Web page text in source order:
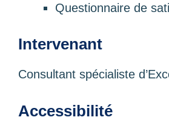
Questionnaire de
Intervenant
Consultant spécialiste
Accessibilité